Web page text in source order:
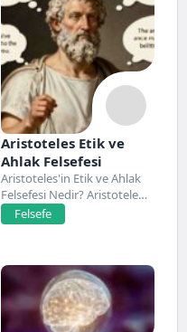
Aristoteles Etik ve
Ahlak Felsefesi
Aristoteles'in Etik ve Ahlak
Felsefesi Nedir? Aristoteles,
Antik Yunan felsefesinin...
Felsefe